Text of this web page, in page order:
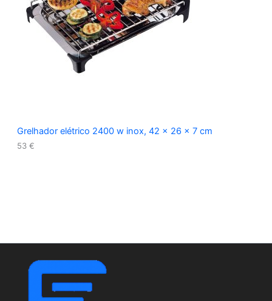
Grelhador elétrico 2400 w inox, 42 x 26 x 7 cm
53 €